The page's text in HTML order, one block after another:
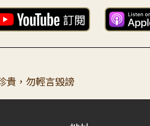
醒弟子，當自己在感到最孤單無助
千萬不要把佛法當容易看】why? 1.
，勿輕言毀謗